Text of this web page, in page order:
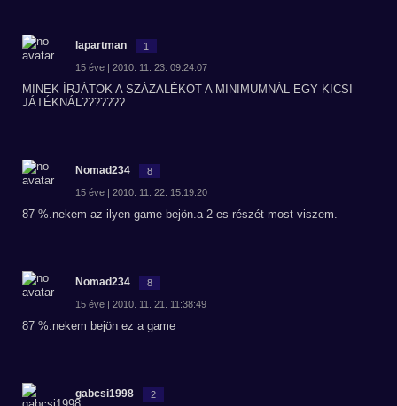
lapartman 1
15 éve | 2010. 11. 23. 09:24:07
MINEK ÍRJÁTOK A SZÁZALÉKOT A MINIMUMNÁL EGY KICSI
JÁTÉKNÁL???????
Nomad234 8
15 éve | 2010. 11. 22. 15:19:20
87 %.nekem az ilyen game bejön.a 2 es részét most viszem.
Nomad234 8
15 éve | 2010. 11. 21. 11:38:49
87 %.nekem bejön ez a game
gabcsi1998 2